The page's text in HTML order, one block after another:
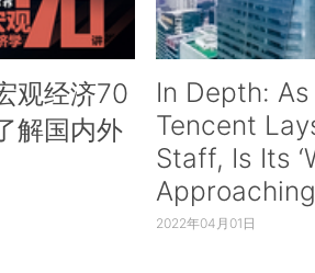
观经济70
解国内外
In Depth: As
Tencent
Staff, Is Its
2022年04月01日